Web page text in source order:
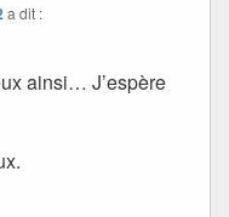
a dit :
ainsi… J’espère